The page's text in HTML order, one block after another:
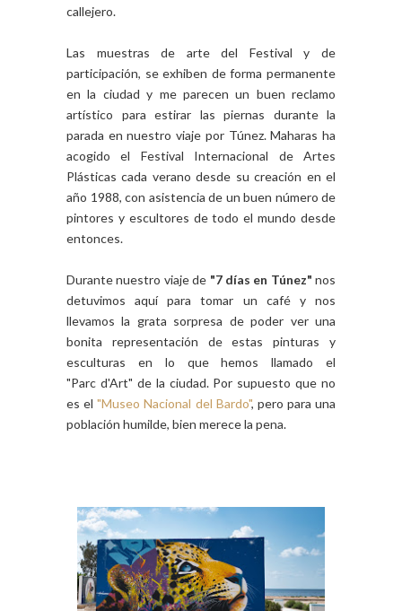
callejero.
Las muestras de arte del Festival y de
participación, se exhiben de forma permanente
en la ciudad y me parecen un buen reclamo
artístico para estirar las piernas durante la
parada en nuestro viaje por Túnez.Maharas ha
acogido el Festival Internacional de Artes
Plásticas cada verano desde su creación en el
año 1988, con asistencia de un buen número de
pintores y escultores de todo el mundo desde
entonces.
Durante nuestro viaje de "7 días en Túnez" nos
detuvimos aquí para tomar un caféy nos
llevamos la grata sorpresa de poder ver una
bonita representación de estas pinturas y
esculturas en lo que hemos llamado el
"Parc d'Art" de la ciudad. Por supuesto que no
es el"Museo Nacional del Bardo", pero para una
población humilde, bien merece la pena.